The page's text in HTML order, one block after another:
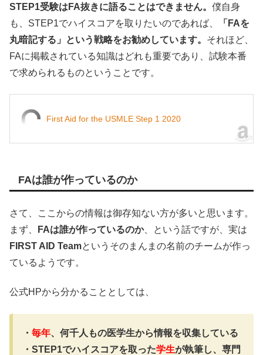
STEP1受験はFA抜きに語ることはできません。 僕自身
も、STEP1でハイスコアを取りたいのであれば、
「FAを
丸暗記する」という戦略をお勧めしています。 それほど、
FAに掲載されている知識はどれも重要であり、試験本番
で求められるものということです。
First Aid for the USMLE Step 1 2020
FAは誰が作っているのか
さて、ここからの情報は御存知ない方が多いと思います。
まず、
FAは誰が作っているのか、という話ですが、実は
FIRST AID Teamというそのまんまの名前のチームが作っ
ているようです。
公式HPから分かることとしては、
・ 毎年、何千人もの医学生から情報を収集している
・STEP1でハイスコアを取った学生が執筆し、専門